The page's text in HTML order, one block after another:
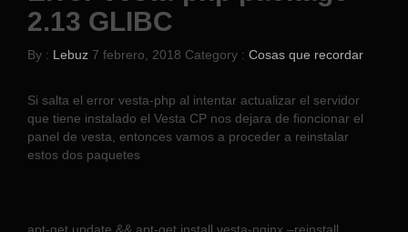
2.13 GLIBC
By : Lebuz 7 febrero, 2018 Category : Cosas que recordar
Si salta el error vesta-php al intentar actualizar el servidor
que tiene instalado el Vesta CP nos dejara de fioncionar el
panel de vesta, entonces vamos a proceder a reinstalar
estos dos paquetes